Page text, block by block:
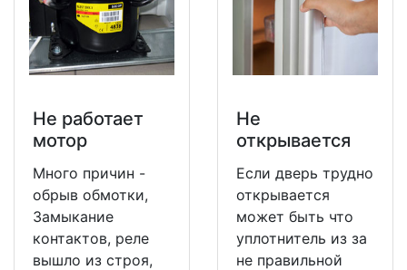
Не работает
мотор
Много причин -
обрыв обмотки,
Замыкание
контактов, реле
вышло из строя,
Не
открывается
Если дверь трудно
открывается
может быть что
уплотнитель из за
не правильной